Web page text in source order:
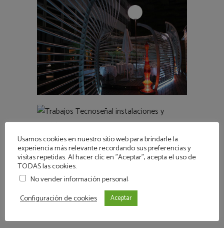
interiorismo /retaurante la naveta/
trabajos realizados
Usamos cookies en nuestro sitio web para brindarle la
experiencia más relevante recordando sus preferencias y
visitas repetidas. Al hacer clic en "Aceptar", acepta el uso de
TODAS las cookies.
No vender información personal.
Configuración de cookies
Aceptar